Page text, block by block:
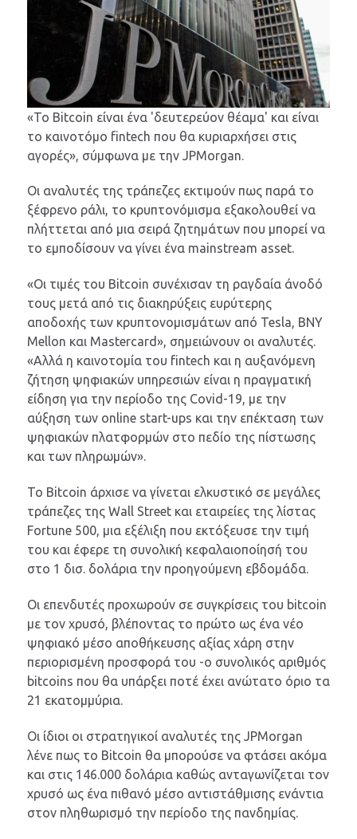
«Το Bitcoin είναι ένα 'δευτερεύον θέαμα' και είναι
το καινοτόμο fintech που θα κυριαρχήσει στις
αγορές», σύμφωνα με την JPMorgan.
Οι αναλυτές της τράπεζες εκτιμούν πως παρά το
ξέφρενο ράλι, το κρυπτονόμισμα εξακολουθεί να
πλήττεται από μια σειρά ζητημάτων που μπορεί να
το εμποδίσουν να γίνει ένα mainstream asset.
«Οι τιμές του Bitcoin συνέχισαν τη ραγδαία άνοδό
τους μετά από τις διακηρύξεις ευρύτερης
αποδοχής των κρυπτονομισμάτων από Tesla, BNY
Mellon και Mastercard», σημειώνουν οι αναλυτές.
«Αλλά η καινοτομία του fintech και η αυξανόμενη
ζήτηση ψηφιακών υπηρεσιών είναι η πραγματική
είδηση για την περίοδο της Covid-19, με την
αύξηση των online start-ups και την επέκταση των
ψηφιακών πλατφορμών στο πεδίο της πίστωσης
και των πληρωμών».
Το Bitcoin άρχισε να γίνεται ελκυστικό σε μεγάλες
τράπεζες της Wall Street και εταιρείες της λίστας
Fortune 500, μια εξέλιξη που εκτόξευσε την τιμή
του και έφερε τη συνολική κεφαλαιοποίησή του
στο 1 δισ. δολάρια την προηγούμενη εβδομάδα.
Οι επενδυτές προχωρούν σε συγκρίσεις του bitcoin
με τον χρυσό, βλέποντας το πρώτο ως ένα νέο
ψηφιακό μέσο αποθήκευσης αξίας χάρη στην
περιορισμένη προσφορά του -ο συνολικός αριθμός
bitcoins που θα υπάρξει ποτέ έχει ανώτατο όριο τα
21 εκατομμύρια.
Οι ίδιοι οι στρατηγικοί αναλυτές της JPMorgan
λένε πως το Βitcoin θα μπορούσε να φτάσει ακόμα
και στις 146.000 δολάρια καθώς ανταγωνίζεται τον
χρυσό ως ένα πιθανό μέσο αντιστάθμισης ενάντια
στον πληθωρισμό την περίοδο της πανδημίας.